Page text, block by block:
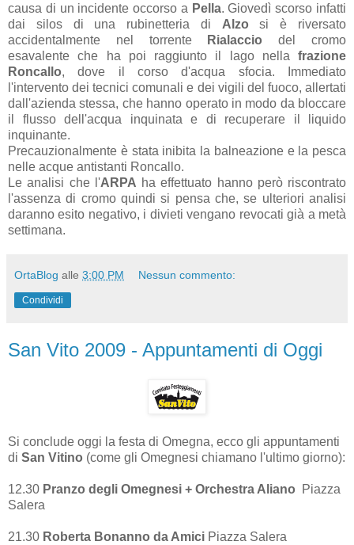
causa di un incidente occorso a Pella. Giovedì scorso infatti
dai silos di una rubinetteria di Alzo si è riversato
accidentalmente nel torrente
Rialaccio del cromo
esavalente che ha poi raggiunto il lago nella frazione
Roncallo, dove il corso d'acqua sfocia. Immediato
l'intervento dei tecnici comunali e dei vigili del fuoco, allertati
dall'azienda stessa, che hanno operato in modo da bloccare
il flusso dell'acqua inquinata e di recuperare il liquido
inquinante.
Precauzionalmente è stata inibita la balneazione e la pesca
nelle acque antistanti Roncallo.
Le analisi che l'ARPA ha effettuato hanno però riscontrato
l'assenza di cromo quindi si pensa che, se ulteriori analisi
daranno esito negativo, i divieti vengano revocati già a metà
settimana.
OrtaBlog alle 3:00 PM Nessun commento:
Condividi
San Vito 2009 - Appuntamenti di Oggi
Si conclude oggi la festa di Omegna, ecco gli appuntamenti
di San Vitino (come gli Omegnesi chiamano l'ultimo giorno):
12.30 Pranzo degli Omegnesi + Orchestra Aliano
Piazza
Salera
21.30 Roberta Bonanno da Amici Piazza Salera